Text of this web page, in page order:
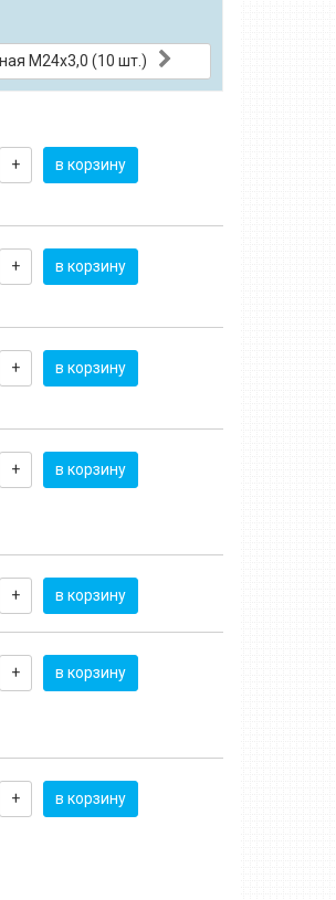
M24x3,0 (10 шт.)
+ в корзину
+ в корзину
+ в корзину
+ в корзину
+ в корзину
+ в корзину
+ в корзину